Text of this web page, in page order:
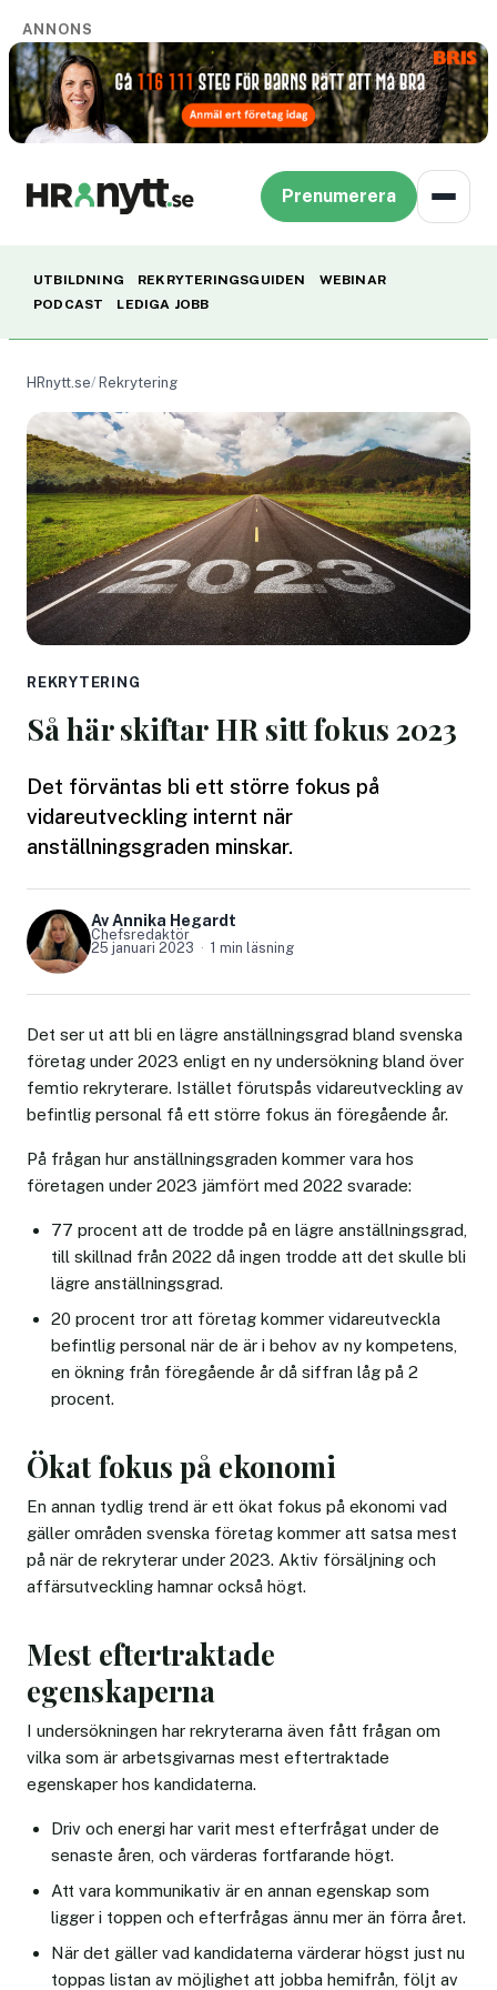
ANNONS
Prenumerera
UTBILDNING REKRYTERINGSGUIDEN
WEBINAR
PODCAST
LEDIGA JOBB
HRnytt.se Rekrytering
REKRYTERING
Så här skiftar HR sitt fokus 2023
Det förväntas bli ett större fokus på
vidareutveckling internt när
anställningsgraden minskar.
Av Annika Hegardt
Chefsredaktör
25 januari 2023
1 min läsning
Det ser ut att bli en lägre anställningsgrad bland svenska
företag under 2023 enligt en ny undersökning bland över
femtio rekryterare. Istället förutspås vidareutveckling av
befintlig personal få ett större fokus än föregående år.
På frågan hur anställningsgraden kommer vara hos
företagen under 2023 jämfört med 2022 svarade:
77 procent att de trodde på en lägre anställningsgrad,
till skillnad från 2022 då ingen trodde att det skulle bli
lägre anställningsgrad.
20 procent tror att företag kommer vidareutveckla
befintlig personal när de är i behov av ny kompetens,
en ökning från föregående år då siffran låg på 2
procent.
Ökat fokus på ekonomi
En annan tydlig trend är ett ökat fokus på ekonomi vad
gäller områden svenska företag kommer att satsa mest
på när de rekryterar under 2023. Aktiv försäljning och
affärsutveckling hamnar också högt.
Mest eftertraktade
egenskaperna
I undersökningen har rekryterarna även fått frågan om
vilka som är arbetsgivarnas mest eftertraktade
egenskaper hos kandidaterna.
Driv och energi har varit mest efterfrågat under de
senaste åren, och värderas fortfarande högt.
Att vara kommunikativ är en annan egenskap som
ligger i toppen och efterfrågas ännu mer än förra året.
När det gäller vad kandidaterna värderar högst just nu
toppas listan av möjlighet att jobba hemifrån, följt av